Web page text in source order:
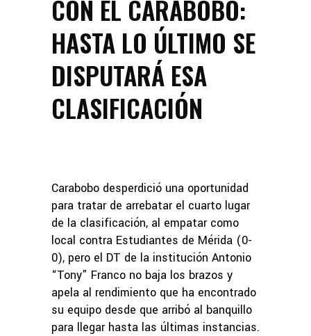
CON EL CARABOBO:
HASTA LO ÚLTIMO SE
DISPUTARÁ ESA
CLASIFICACIÓN
Carabobo desperdició una oportunidad
para tratar de arrebatar el cuarto lugar
de la clasificación, al empatar como
local contra Estudiantes de Mérida (0-
0), pero el DT de la institución Antonio
“Tony” Franco no baja los brazos y
apela al rendimiento que ha encontrado
su equipo desde que arribó al banquillo
para llegar hasta las últimas instancias.